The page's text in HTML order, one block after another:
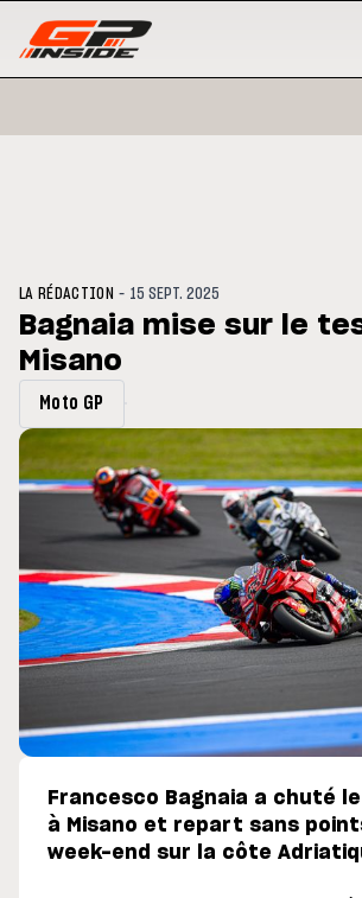
du GP de Grande-
LA RÉDACTION - 15 SEPT. 2025
Bagnaia mise sur le
Misano
Moto GP
Francesco Bagnaia a chuté
à Misano et repart sans
week-end sur la côte